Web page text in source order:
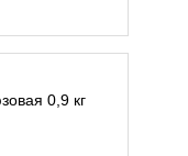
0,9 кг